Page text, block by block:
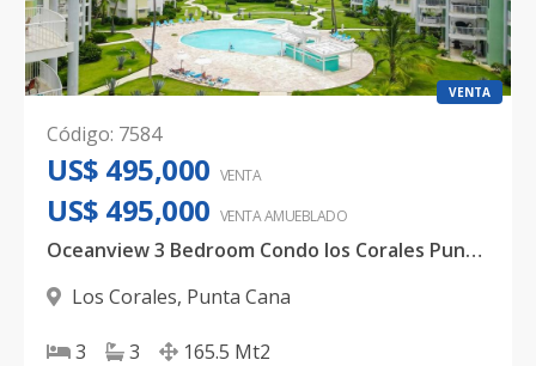
VENTA
Código: 7584
US$ 495,000 VENTA
US$ 495,000 VENTA AMUEBLADO
Oceanview 3 Bedroom Condo los Corales Punta Cana
Los Corales, Punta Cana
3 3 165.5 Mt2